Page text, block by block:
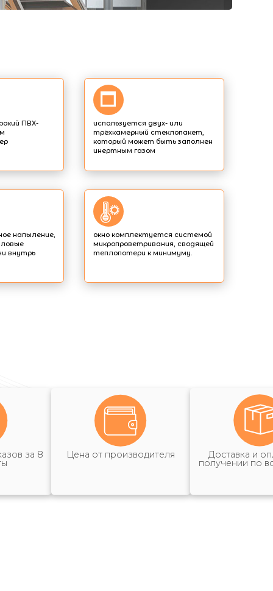
ПВХ-
используется двух- или
трёхкамерный стеклопакет,
который может быть заполнен
инертным газом
напыление,
внутрь
окно комплектуется системой
микропроветривания, сводящей
теплопотери к минимуму.
за 8 Цена от производителя Доставка и
получении по